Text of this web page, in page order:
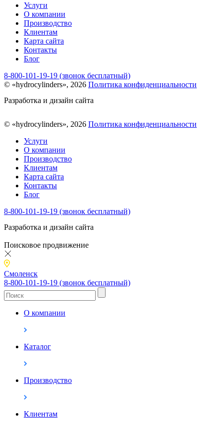
Услуги
О компании
Производство
Клиентам
Карта сайта
Контакты
Блог
8-800-101-19-19 (звонок бесплатный)
© «hydrocylinders», 2026 Политика конфиденциальности
Разработка и дизайн сайта
© «hydrocylinders», 2026 Политика конфиденциальности
Услуги
О компании
Производство
Клиентам
Карта сайта
Контакты
Блог
8-800-101-19-19 (звонок бесплатный)
Разработка и дизайн сайта
Поисковое продвижение
Смоленск
8-800-101-19-19 (звонок бесплатный)
О компании
Каталог
Производство
Клиентам